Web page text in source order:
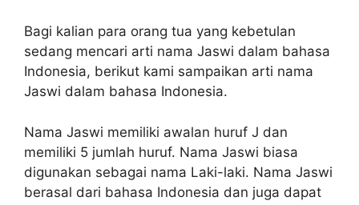
Bagi kalian para orang tua yang kebetulan
sedang mencari arti nama Jaswi dalam bahasa
Indonesia, berikut kami sampaikan arti nama
Jaswi dalam bahasa Indonesia.
Nama Jaswi memiliki awalan huruf J dan
memiliki 5 jumlah huruf. Nama Jaswi biasa
digunakan sebagai nama Laki-laki. Nama Jaswi
berasal dari bahasa Indonesia dan juga dapat